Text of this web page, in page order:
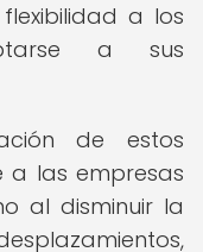
a los
a sus
de estos
a las empresas
al disminuir la